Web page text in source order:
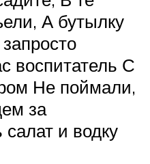
А бутылку
воспитатель С
Не поймали,
за
и водку